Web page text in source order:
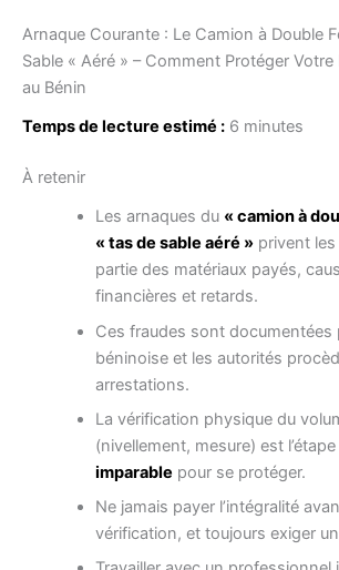
Arnaque Courante : Le Camion à Double
Sable « Aéré » – Comment Protéger
au Bénin
Temps de lecture estimé : 6 minutes
À retenir
Les arnaques du « camion à
« tas de sable aéré »privent les
partie des matériaux payés,
financières et retards.
Ces fraudes sont documentées
béninoise et les autorités
arrestations.
La vérification physique du
(nivellement, mesure) est l’étape
imparable pour se protéger.
Ne jamais payer l’intégralité
vérification, et toujours exiger